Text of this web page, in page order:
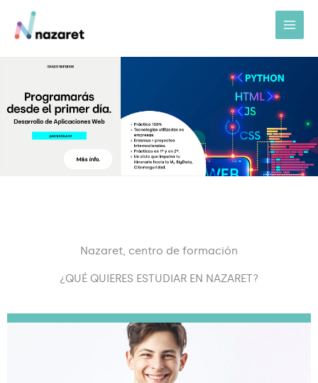
contenido
Más info.
Nazaret, centro de formación
¿QUÉ QUIERES ESTUDIAR EN NAZARET?